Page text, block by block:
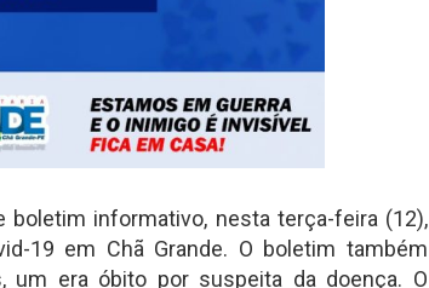
boletim informativo, nesta terça-feira (12),
19 em Chã Grande. O boletim também
um era óbito por suspeita da doença. O